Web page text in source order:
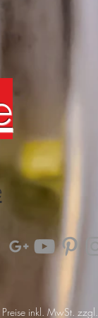
inkl. MwSt. zzgl.